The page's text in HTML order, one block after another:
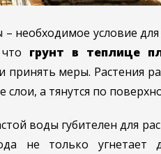
необходимое условие
грунт в теплице
принять меры. Растения
а тянутся по
воды губителен для
не только угнетает